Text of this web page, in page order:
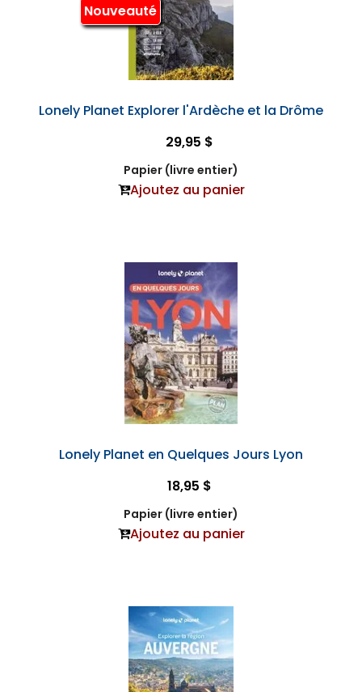
Nouveauté
Lonely Planet Explorer l'Ardèche et la Drôme
29,95 $
Papier (livre entier)
Ajoutez au panier
Lonely Planet en Quelques Jours Lyon
18,95 $
Papier (livre entier)
Ajoutez au panier